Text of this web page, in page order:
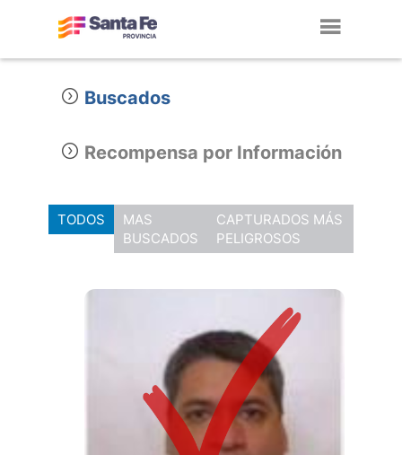
Buscados
Recompensa por Información
TODOS
MAS
BUSCADOS
CAPTURADOS MÁS
PELIGROSOS